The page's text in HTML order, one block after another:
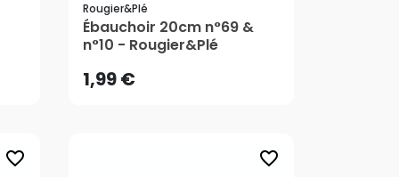
Rougier&plé
Ébauchoir 20cm n°69 &
n°10 - Rougier&Plé
1,99 €
1,99 €
AJOUTER AU PANIER
favorite_border favorite_border